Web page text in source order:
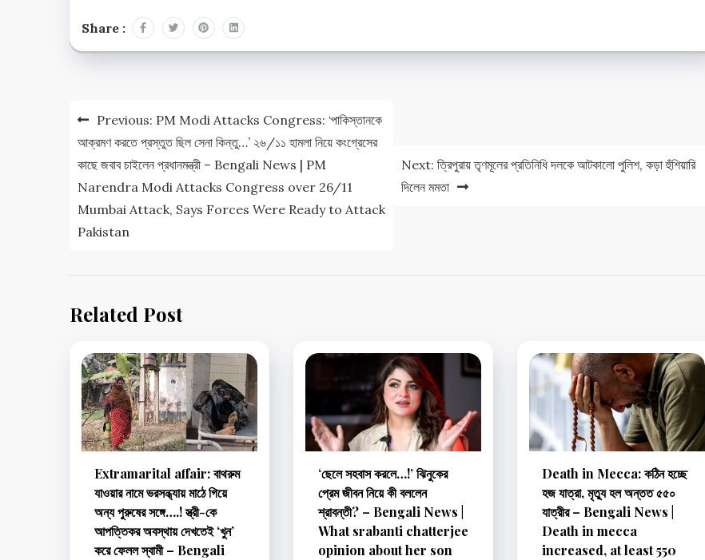
Share :
Post
navigation
Previous: PM Modi Attacks Congress: ‘পাকিস্তানকে
আক্রমণ করতে প্রস্তুত ছিল সেনা কিন্তু…’ ২৬/১১ হামলা নিয়ে কংগ্রেসের
কাছে জবাব চাইলেন প্রধানমন্ত্রী – Bengali News | PM
Narendra Modi Attacks Congress over 26/11
Mumbai Attack, Says Forces Were Ready to Attack
Pakistan
Next: ত্রিপুরায় তৃণমূলের প্রতিনিধি দলকে আটকালো পুলিশ, কড়া হুঁশিয়ারি
দিলেন মমতা
Related Post
Extramarital affair: বাথরুম
যাওয়ার নামে ভরসন্ধ্যায় মাঠে গিয়ে
অন্য পুরুষের সঙ্গে….! স্ত্রী-কে
আপত্তিকর অবস্থায় দেখতেই ‘খুন’
করে ফেলল স্বামী – Bengali
‘ছেলে সহবাস করলে…!’ ঝিনুকের
প্রেম জীবন নিয়ে কী বললেন
শ্রাবন্তী? – Bengali News |
What srabanti chatterjee
opinion about her son
Death in Mecca: কঠিন হচ্ছে
হজ যাত্রা, মৃত্যু হল অন্তত ৫৫০
যাত্রীর – Bengali News |
Death in mecca
increased, at least 550